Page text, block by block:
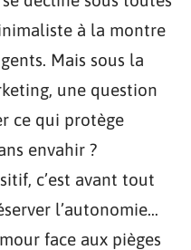
à la montre
Mais sous la
une question
ce qui protège
envahir ?
c’est avant tout
l’autonomie…
face aux pièges